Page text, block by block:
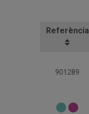
Referència
901289